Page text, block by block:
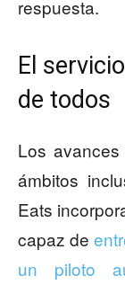
respuesta.
El
de todos
Los
ámbitos
Eats
capaz de
un piloto